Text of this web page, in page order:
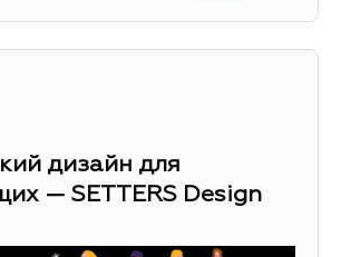
дизайн для
— SETTERS Design